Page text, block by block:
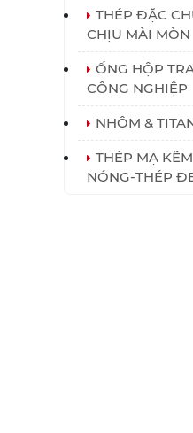
THÉP ĐẶC
CHỊU MÀI MÒN
ỐNG HỘP
CÔNG NGHIỆP
NHÔM &
THÉP MẠ
NÓNG-THÉP